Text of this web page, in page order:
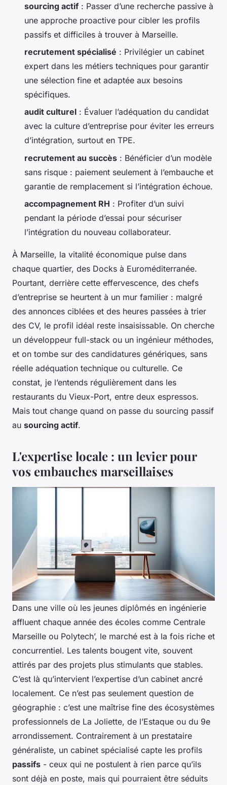
sourcing actif : Passer d’une recherche passive à
une approche proactive pour cibler les profils
passifs et difficiles à trouver à Marseille.
recrutement spécialisé : Privilégier un cabinet
expert dans les métiers techniques pour garantir
une sélection fine et adaptée aux besoins
spécifiques.
audit culturel : Évaluer l’adéquation du candidat
avec la culture d’entreprise pour éviter les erreurs
d’intégration, surtout en TPE.
recrutement au succès : Bénéficier d’un modèle
sans risque : paiement seulement à l’embauche et
garantie de remplacement si l’intégration échoue.
accompagnement RH : Profiter d’un suivi
pendant la période d’essai pour sécuriser
l’intégration du nouveau collaborateur.
À Marseille, la vitalité économique pulse dans
chaque quartier, des Docks à Euroméditerranée.
Pourtant, derrière cette effervescence, des chefs
d’entreprise se heurtent à un mur familier : malgré
des annonces ciblées et des heures passées à trier
des CV, le profil idéal reste insaisissable. On cherche
un développeur full-stack ou un ingénieur méthodes,
et on tombe sur des candidatures génériques, sans
réelle adéquation technique ou culturelle. Ce
constat, je l’entends régulièrement dans les
restaurants du Vieux-Port, entre deux espressos.
Mais tout change quand on passe du sourcing passif
au sourcing actif.
L'expertise locale : un levier pour
vos embauches marseillaises
Dans une ville où les jeunes diplômés en ingénierie
affluent chaque année des écoles comme Centrale
Marseille ou Polytech’, le marché est à la fois riche et
concurrentiel. Les talents bougent vite, souvent
attirés par des projets plus stimulants que stables.
C’est là qu’intervient l’expertise d’un cabinet ancré
localement. Ce n’est pas seulement question de
géographie : c’est une maîtrise fine des écosystèmes
professionnels de La Joliette, de l’Estaque ou du 9e
arrondissement. Contrairement à un prestataire
généraliste, un cabinet spécialisé capte les profils
passifs - ceux qui ne postulent à rien parce qu’ils
sont déjà en poste, mais qui pourraient être séduits